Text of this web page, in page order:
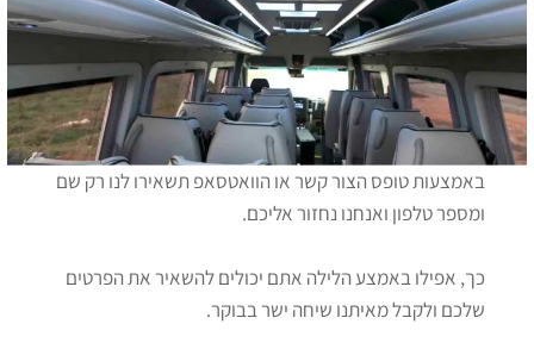
באמצעות טופס הצור קשר או הוואטסאפ תשאירו לנו רק שם
ומספר טלפון ואנחנו נחזור אליכם.
כך, אפילו באמצע הלילה אתם יכולים להשאיר את הפרטים
שלכם ולקבל מאיתנו שיחה ישר בבוקר.